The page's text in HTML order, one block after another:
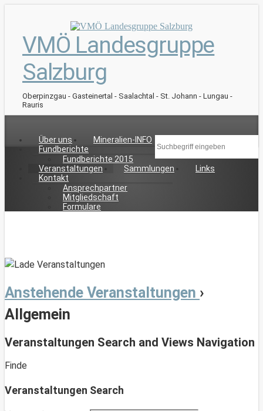
VMÖ Landesgruppe
Salzburg
Oberpinzgau - Gasteinertal - Saalachtal - St. Johann - Lungau -
Rauris
Über uns
Mineralien-INFO
Fundberichte
Fundberichte 2015
Veranstaltungen
Sammlungen
Links
Kontakt
Ansprechpartner
Mitgliedschaft
Formulare
Anstehende Veranstaltungen ›
Allgemein
Veranstaltungen Search and Views Navigation
Finde
Veranstaltungen Search